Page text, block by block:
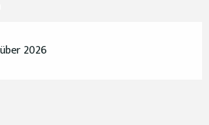
2026